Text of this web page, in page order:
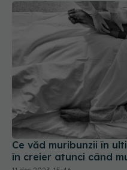
Ce văd muribunzii în
în creier atunci când